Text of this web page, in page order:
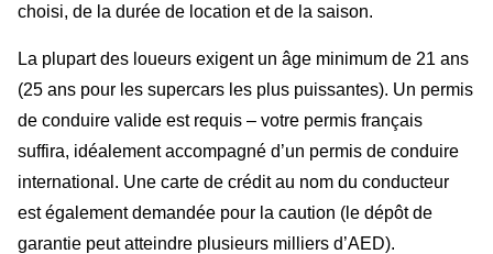
choisi, de la durée de location et de la saison.
La plupart des loueurs exigent un âge minimum de 21 ans
(25 ans pour les supercars les plus puissantes). Un permis
de conduire valide est requis – votre permis français
suffira, idéalement accompagné d’un permis de conduire
international. Une carte de crédit au nom du conducteur
est également demandée pour la caution (le dépôt de
garantie peut atteindre plusieurs milliers d’AED).